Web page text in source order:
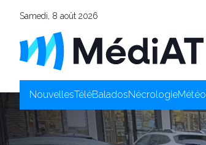
Samedi, 8 août 2026
NouvellesTéléBaladosNécrologieMétéo